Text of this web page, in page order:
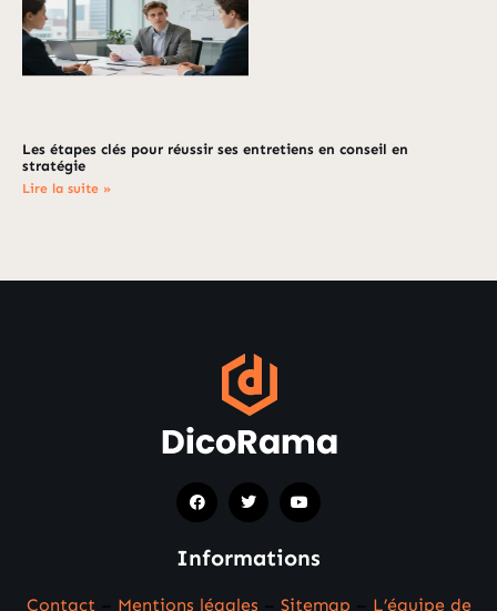
Les étapes clés pour réussir ses entretiens en conseil en
stratégie
Lire la suite »
Informations
Contact Mentions légales Sitemap L’équipe de